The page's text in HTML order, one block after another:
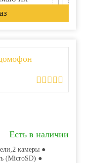
Есть в наличии
камеры ●
(MicroSD) ●